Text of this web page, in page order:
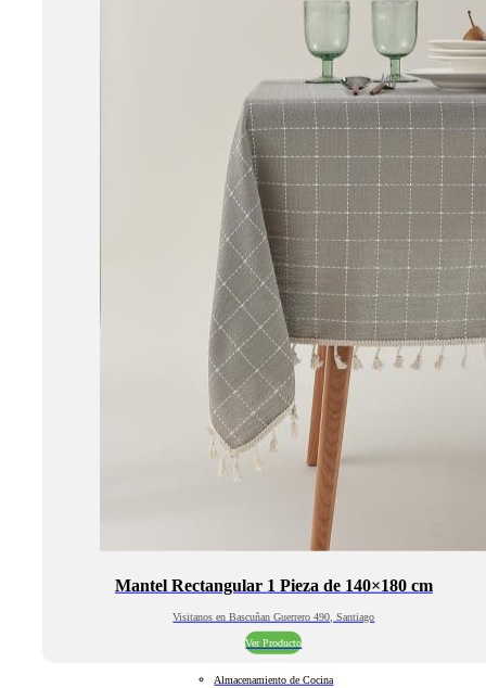
Mantel Rectangular 1 Pieza de 140×180 cm
Visitanos en Bascuñan Guerrero 490, Santiago
Ver Producto
Almacenamiento de Cocina